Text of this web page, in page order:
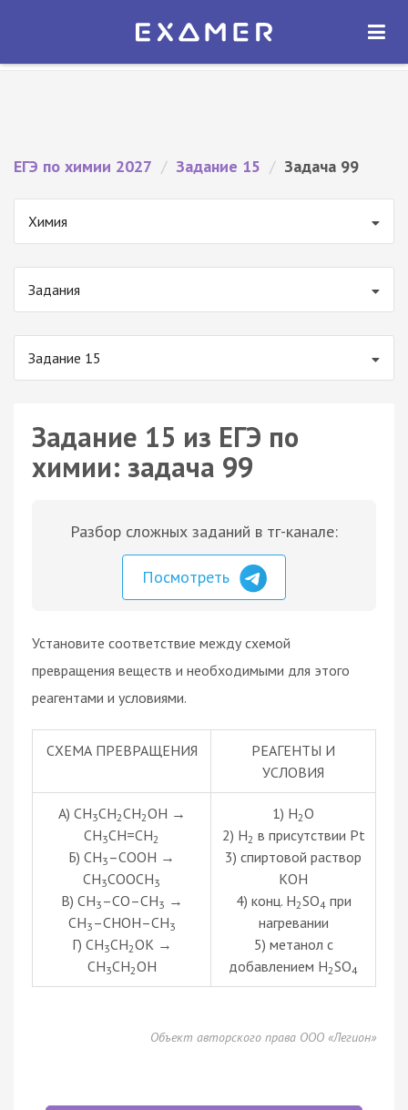
Экзамер — ЕГЭ 2027
ОТКРЫТЬ
ЕГЭ по химии 2027 / Задание 15 / Задача 99
Химия
Задания
Задание 15
Задание 15 из ЕГЭ по
химии: задача 99
Разбор сложных заданий в тг-канале:
Посмотреть
Установите соответствие между схемой
превращения веществ и необходимыми для этого
реагентами и условиями.
СХЕМА ПРЕВРАЩЕНИЯ
РЕАГЕНТЫ И
УСЛОВИЯ
А) СН3СН2СН2ОН →
СН3СН=СН2
Б) СН3 –СООН →
СН3СООСН3
В) СН3 –СО–СН3 →
СН3 –СНОН–СН3
Г) СН3СН2ОК →
СН3СН2ОН
1) Н2О
2) H2 в присутствии Pt
3) спиртовой раствор
КОН
4) конц. H2SO4 при
нагревании
5) метанол с
добавлением H2SO4
Объект авторского права ООО «Легион»